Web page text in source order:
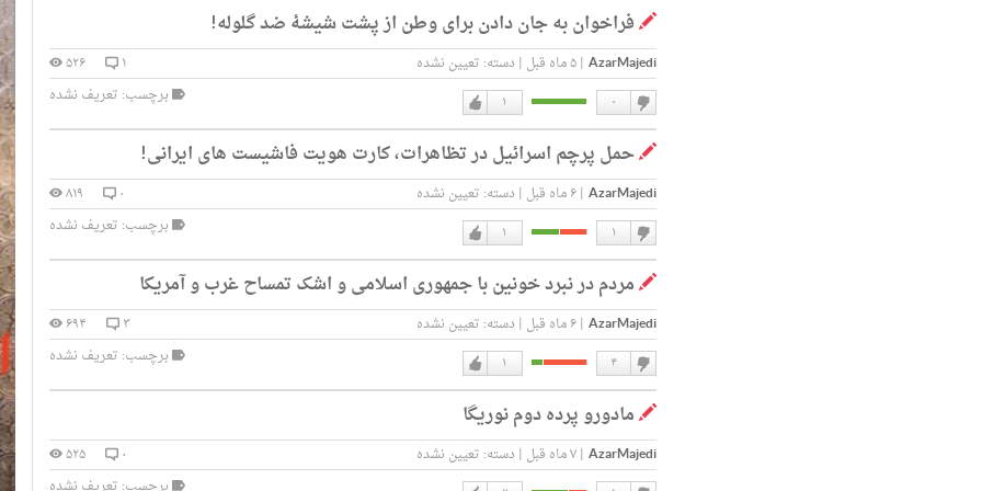
دارم
ندارمفراخوان به جان دادن برای وطن از پشت شیشۀ ضد گلوله!
AzarMajedi
|۵ ماه قبل | دسته: تعیین نشده ۱ ۵۲۶
دوست
دارم
۱ ۰
دوست
ندارم
برچسب: تعریف نشده
حمل پرچم اسرائیل در تظاهرات، کارت هویت فاشیست های ایرانی!
AzarMajedi
|۶ ماه قبل | دسته: تعیین نشده ۰ ۸۱۹
دوست
دارم
۱ ۱
دوست
ندارم
برچسب: تعریف نشده
مردم در نبرد خونین با جمهوری اسلامی و اشک تمساح غرب و آمریکا
AzarMajedi
|۶ ماه قبل | دسته: تعیین نشده ۳ ۶۹۴
دوست
دارم
۱ ۴
دوست
ندارم
برچسب: تعریف نشده
مادورو پرده دوم نوریگا
AzarMajedi
|۷ ماه قبل | دسته: تعیین نشده ۰ ۵۲۵